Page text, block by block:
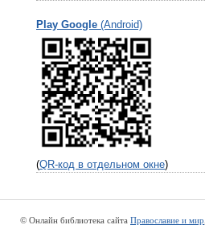
Play Google (Android)
(QR-код в отдельном окне)
© Онлайн библиотека сайта Православие и мир